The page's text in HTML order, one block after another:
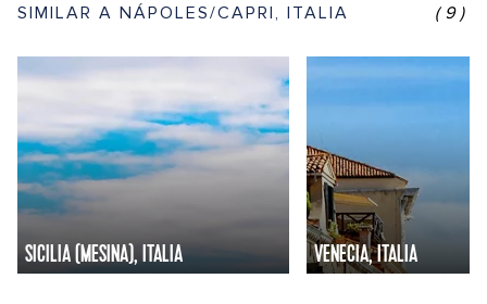
SIMILAR A NÁPOLES/CAPRI, ITALIA (9)
SICILIA (MESINA), ITALIA VENECIA, ITALIA